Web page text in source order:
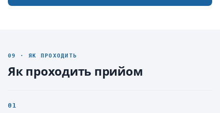
09 · ЯК ПРОХОДИТЬ
Як проходить прийом
01